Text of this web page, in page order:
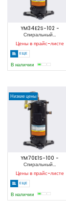
YM34E2S-102 -
Спиральный...
Цены в прайс-листе
ЕЩЕ
В наличии
Низкие цены
YM70E1S-100 -
Спиральный...
Цены в прайс-листе
ЕЩЕ
В наличии